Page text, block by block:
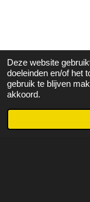
Deze website
doeleinden en/of het
gebruik te blijven
akkoord.